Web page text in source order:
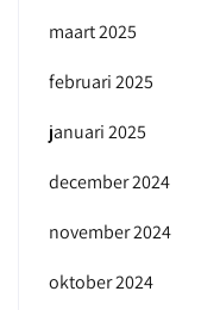
maart 2025
februari 2025
januari 2025
december 2024
november 2024
oktober 2024